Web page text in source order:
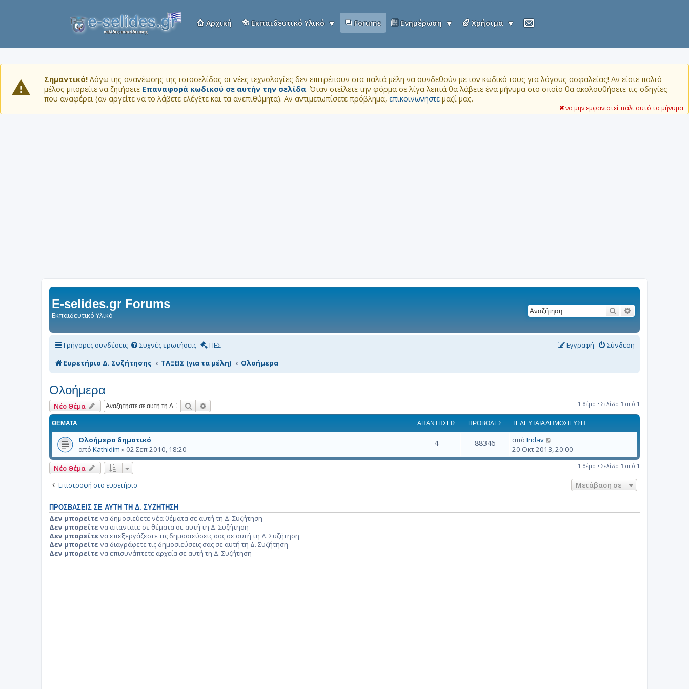
Αρχική Εκπαιδευτικό Υλικό Forums Ενημέρωση Χρήσιμα
Σημαντικό! Λόγω της ανανέωσης της ιστοσελίδας οι νέες τεχνολογίες δεν επιτρέπουν στα παλιά μέλη να συνδεθούν με τον κωδικό τους για λόγους ασφαλείας! Αν είστε παλιό
μέλος μπορείτε να ζητήσετε Επαναφορά κωδικού σε αυτήν την σελίδα. Όταν στείλετε την φόρμα σε λίγα λεπτά θα λάβετε ένα μήνυμα στο οποίο θα ακολουθήσετε τις οδηγίες
που αναφέρει (αν αργείτε να το λάβετε ελέγξτε και τα ανεπιθύμητα). Αν αντιμετωπίσετε πρόβλημα, επικοινωνήστε μαζί μας.
να μην εμφανιστεί πάλι αυτό το μήνυμα
E-selides.gr Forums
Εκπαιδευτικό Υλικό
Αναζήτηση
Γρήγορες συνδέσεις Συχνές ερωτήσεις ΠΕΣ Σύνδεση
Εγγραφή
Ευρετήριο Δ. Συζήτησης
ΤΑΞΕΙΣ (για τα μέλη) Ολοήμερα
Ολοήμερα
Νέο Θέμα Αναζήτηση 1 θέμα • Σελίδα 1 από 1
ΘΈΜΑΤΑ ΑΠΑΝΤΉΣΕΙΣ ΠΡΟΒΟΛΈΣ ΤΕΛΕΥΤΑΊΑ ΔΗΜΟΣΊΕΥΣΗ
Ολοήμερο δημοτικό
από Kathidim » 02 Σεπ 2010, 18:20
4 88346 από Iridav
20 Οκτ 2013, 20:00
Νέο Θέμα 1 θέμα • Σελίδα 1 από 1
Επιστροφή στο ευρετήριο Μετάβαση σε
ΠΡΟΣΒΆΣΕΙΣ ΣΕ ΑΥΤΉ ΤΗ Δ. ΣΥΖΉΤΗΣΗ
Δεν μπορείτε να δημοσιεύετε νέα θέματα σε αυτή τη Δ. Συζήτηση
Δεν μπορείτε να απαντάτε σε θέματα σε αυτή τη Δ. Συζήτηση
Δεν μπορείτε να επεξεργάζεστε τις δημοσιεύσεις σας σε αυτή τη Δ. Συζήτηση
Δεν μπορείτε να διαγράφετε τις δημοσιεύσεις σας σε αυτή τη Δ. Συζήτηση
Δεν μπορείτε να επισυνάπτετε αρχεία σε αυτή τη Δ. Συζήτηση